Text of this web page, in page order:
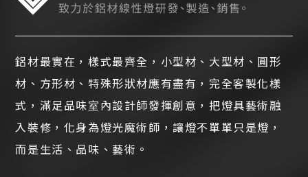
鋁材最實在，樣式最齊全，小型材、大型材、圓形
材、方形材、特殊形狀材應有盡有，完全客製化樣
式，滿足品味室內設計師發揮創意，把燈具藝術融
入裝修，化身為燈光魔術師，讓燈不單單只是燈，
而是生活、品味、藝術。